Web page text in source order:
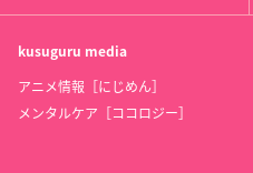
kusuguru media
アニメ情報［にじめん］
メンタルケア［ココロジー］